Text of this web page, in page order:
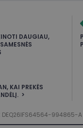
DAUGIAU,
KAI PREKĖS
994865-A